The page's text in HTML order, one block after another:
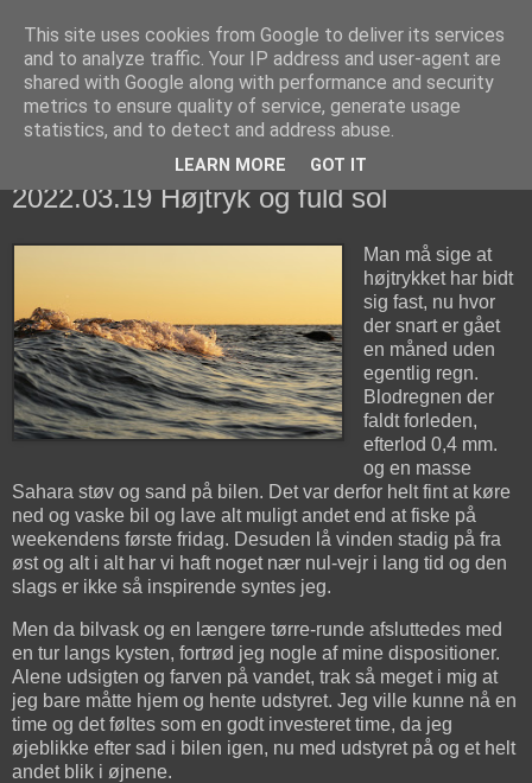
fiskedagbog.dk
Havørredfiskeri, tordenvejr og rav i (en skøn?) tre-enighed
søndag den 20. marts 2022
2022.03.19 Højtryk og fuld sol
Man må sige at
højtrykket har bidt
sig fast, nu hvor
der snart er gået
en måned uden
egentlig regn.
Blodregnen der
faldt forleden,
efterlod 0,4 mm.
og en masse
Sahara støv og sand på bilen. Det var derfor helt fint at køre
ned og vaske bil og lave alt muligt andet end at fiske på
weekendens første fridag. Desuden lå vinden stadig på fra
øst og alt i alt har vi haft noget nær nul-vejr i lang tid og den
slags er ikke så inspirende syntes jeg.
Men da bilvask og en længere tørre-runde afsluttedes med
en tur langs kysten, fortrød jeg nogle af mine dispositioner.
Alene udsigten og farven på vandet, trak så meget i mig at
jeg bare måtte hjem og hente udstyret. Jeg ville kunne nå en
time og det føltes som en godt investeret time, da jeg
øjeblikke efter sad i bilen igen, nu med udstyret på og et helt
andet blik i øjnene.
This site uses cookies from Google to deliver its services
and to analyze traffic. Your IP address and user-agent are
shared with Google along with performance and security
metrics to ensure quality of service, generate usage
statistics, and to detect and address abuse.
LEARN MORE GOT IT